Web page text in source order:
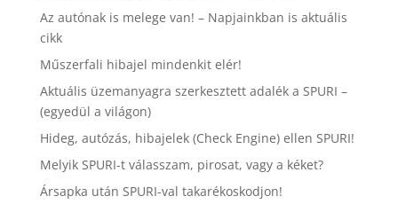
Az autónak is melege van! – Napjainkban is aktuális
cikk
Műszerfali hibajel mindenkit elér!
Aktuális üzemanyagra szerkesztett adalék a SPURI –
(egyedül a világon)
Hideg, autózás, hibajelek (Check Engine) ellen SPURI!
Melyik SPURI-t válasszam, pirosat, vagy a kéket?
Ársapka után SPURI-val takarékoskodjon!